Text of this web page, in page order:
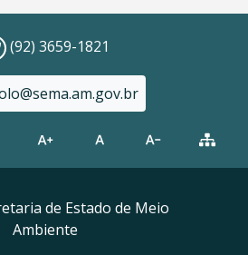
(92) 3659-1821
de Estado de Meio
Ambiente